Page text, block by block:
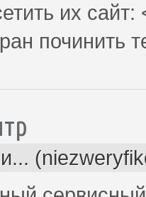
их сайт:
починить